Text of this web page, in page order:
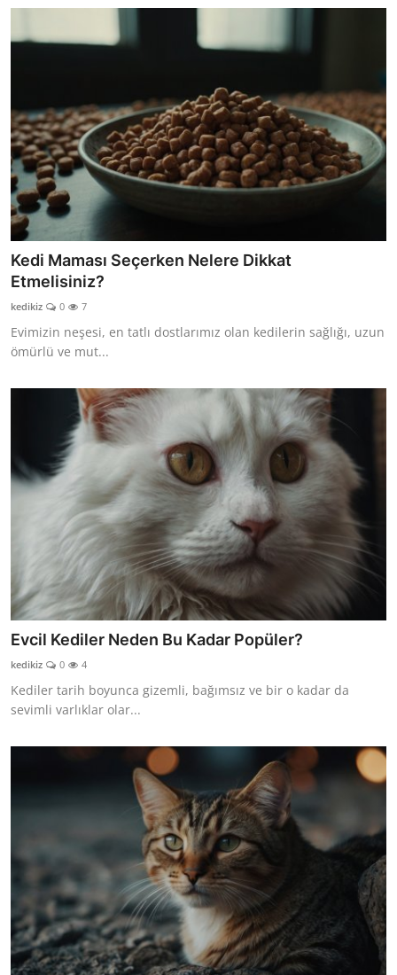
Kedi Maması Seçerken Nelere Dikkat
Etmelisiniz?
kedikiz 0 7
Evimizin neşesi, en tatlı dostlarımız olan kedilerin sağlığı, uzun
ömürlü ve mut...
Evcil Kediler Neden Bu Kadar Popüler?
kedikiz 0 4
Kediler tarih boyunca gizemli, bağımsız ve bir o kadar da
sevimli varlıklar olar...